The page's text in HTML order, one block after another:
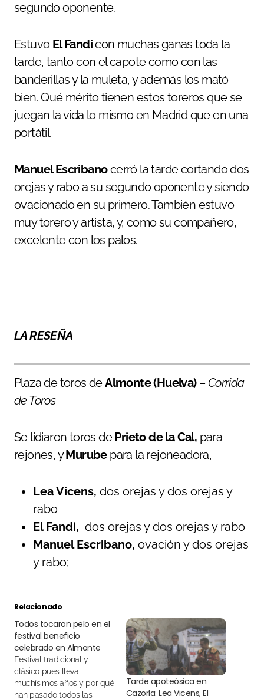
segundo oponente.
EstuvoEl Fandicon muchas ganas toda la
tarde, tanto con el capote como con las
banderillas y la muleta, y además los mató
bien. Qué mérito tienen estos toreros que se
juegan la vida lo mismo en Madrid que en una
portátil.
Manuel Escribanocerró la tarde cortando dos
orejas y rabo a su segundo oponente y siendo
ovacionado en su primero. También estuvo
muy torero y artista, y, como su compañero,
excelente con los palos.
LA RESEÑA
Plaza de toros deAlmonte (Huelva) – Corrida
de Toros
Se lidiaron toros dePrieto de la Cal, para
rejones, yMurube para la rejoneadora,
Lea Vicens, dos orejas y dos orejas y
rabo
El Fandi, dos orejas y dos orejas y rabo
Manuel Escribano, ovación y dos orejas
y rabo;
Relacionado
Todos tocaron pelo en el
festival beneficio
celebrado en Almonte
Festival tradicional y
clásico pues lleva
muchísimos años y por qué
han pasado todos las
Tarde apoteósica en
Cazorla: Lea Vicens, El